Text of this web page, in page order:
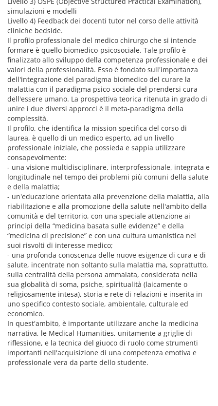
simulazioni e modelli
Livello 4) Feedback dei docenti tutor nel corso delle attività
cliniche bedside.
Il profilo professionale del medico chirurgo che si intende
formare è quello biomedico-psicosociale. Tale profilo è
finalizzato allo sviluppo della competenza professionale e dei
valori della professionalità. Esso è fondato sull'importanza
dell'integrazione del paradigma biomedico del curare la
malattia con il paradigma psico-sociale del prendersi cura
dell'essere umano. La prospettiva teorica ritenuta in grado di
unire i due diversi approcci è il meta-paradigma della
complessità.
Il profilo, che identifica la mission specifica del corso di
laurea, è quello di un medico esperto, ad un livello
professionale iniziale, che possieda e sappia utilizzare
consapevolmente:
- una visione multidisciplinare, interprofessionale, integrata e
longitudinale nel tempo dei problemi più comuni della salute
e della malattia;
- un'educazione orientata alla prevenzione della malattia, alla
riabilitazione e alla promozione della salute nell'ambito della
comunità e del territorio, con una speciale attenzione ai
principi della “medicina basata sulle evidenze” e della
“medicina di precisione” e con una cultura umanistica nei
suoi risvolti di interesse medico;
- una profonda conoscenza delle nuove esigenze di cura e di
salute, incentrate non soltanto sulla malattia ma, soprattutto,
sulla centralità della persona ammalata, considerata nella
sua globalità di soma, psiche, spiritualità (laicamente o
religiosamente intesa), storia e rete di relazioni e inserita in
uno specifico contesto sociale, ambientale, culturale ed
economico.
In quest'ambito, è importante utilizzare anche la medicina
narrativa, le Medical Humanities, unitamente a griglie di
riflessione, e la tecnica del giuoco di ruolo come strumenti
importanti nell'acquisizione di una competenza emotiva e
professionale vera da parte dello studente.